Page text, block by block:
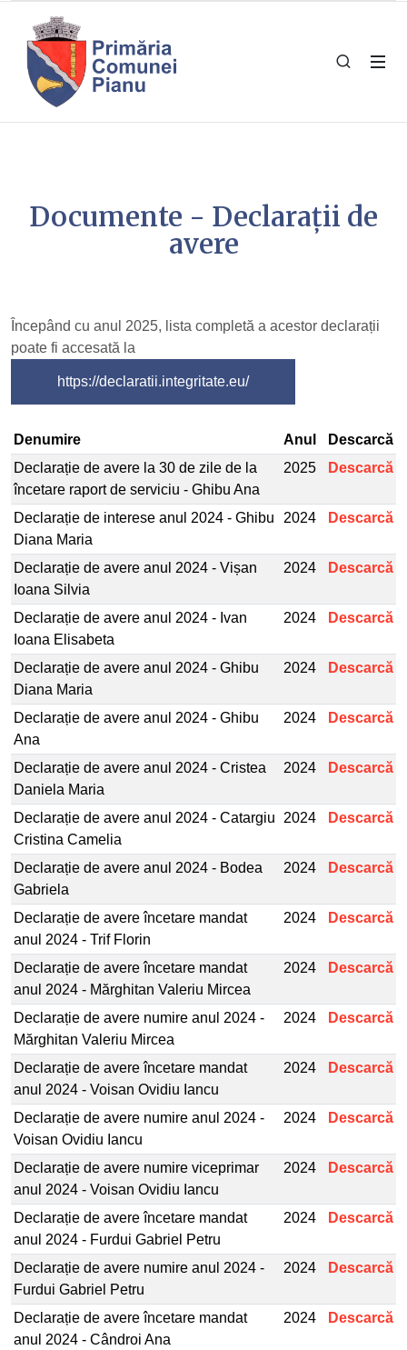
Documente - Declarații de
avere
Începând cu anul 2025, lista completă a acestor declarații
poate fi accesată la
https://declaratii.integritate.eu/
Denumire Anul
Descarcă
Declarație de avere la 30 de zile de la
încetare raport de serviciu - Ghibu Ana
2025 Descarcă
Declarație de interese anul 2024 - Ghibu
Diana Maria
2024 Descarcă
Declarație de avere anul 2024 - Vișan
Ioana Silvia
2024 Descarcă
Declarație de avere anul 2024 - Ivan
Ioana Elisabeta
2024 Descarcă
Declarație de avere anul 2024 - Ghibu
Diana Maria
2024 Descarcă
Declarație de avere anul 2024 - Ghibu
Ana
2024 Descarcă
Declarație de avere anul 2024 - Cristea
Daniela Maria
2024 Descarcă
Declarație de avere anul 2024 - Catargiu
Cristina Camelia
2024 Descarcă
Declarație de avere anul 2024 - Bodea
Gabriela
2024 Descarcă
Declarație de avere încetare mandat
anul 2024 - Trif Florin
2024 Descarcă
Declarație de avere încetare mandat
anul 2024 - Mărghitan Valeriu Mircea
2024 Descarcă
Declarație de avere numire anul 2024 -
Mărghitan Valeriu Mircea
2024 Descarcă
Declarație de avere încetare mandat
anul 2024 - Voisan Ovidiu Iancu
2024 Descarcă
Declarație de avere numire anul 2024 -
Voisan Ovidiu Iancu
2024 Descarcă
Declarație de avere numire viceprimar
anul 2024 - Voisan Ovidiu Iancu
2024 Descarcă
Declarație de avere încetare mandat
anul 2024 - Furdui Gabriel Petru
2024 Descarcă
Declarație de avere numire anul 2024 -
Furdui Gabriel Petru
2024 Descarcă
Declarație de avere încetare mandat
anul 2024 - Cândroi Ana
2024 Descarcă